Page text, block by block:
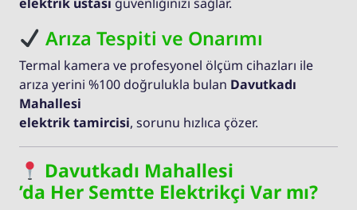
elektrik ustası güvenliğinizi sağlar.
Arıza Tespiti ve Onarımı
Termal kamera ve profesyonel ölçüm cihazları ile
arıza yerini %100 doğrulukla bulan Davutkadı
Mahallesi
elektrik tamircisi, sorunu hızlıca çözer.
Davutkadı Mahallesi
’da Her Semtte Elektrikçi Var mı?